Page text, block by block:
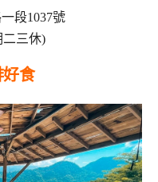
段1037號
二三休)
食